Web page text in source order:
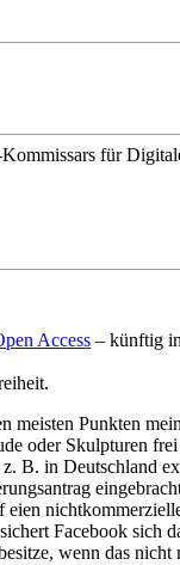
für
Access – künftig
meisten Punkten
oder Skulpturen
B. in Deutschland
Facebook sich
wenn das nicht